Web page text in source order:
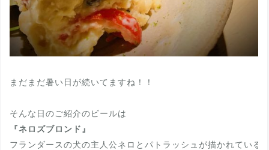
まだまだ暑い日が続いてますね！！
『ネロズブロンド』
フランダースの犬の主人公ネロとパトラッシュが描かれている